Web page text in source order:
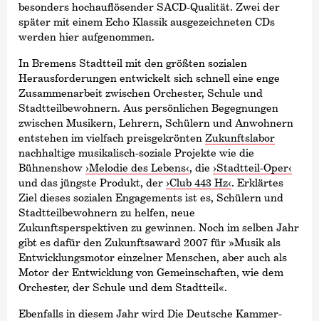
besonders hochauflösender SACD-Qualität. Zwei der
später mit einem Echo Klassik ausgezeichneten CDs
werden hier aufgenommen.
In Bremens Stadtteil mit den größten sozialen
Herausforderungen entwickelt sich schnell eine enge
Zusammenarbeit zwischen Orchester, Schule und
Stadtteilbewohnern. Aus persönlichen Begegnungen
zwischen Musikern, Lehrern, Schülern und Anwohnern
entstehen im vielfach preisgekrönten Zukunftslabor
nachhaltige musikalisch-soziale Projekte wie die
Bühnenshow ›Melodie des Lebens‹, die ›Stadtteil-Oper‹
und das jüngste Produkt, der ›Club 443 Hz‹. Erklärtes
Ziel dieses sozialen Engagements ist es, Schülern und
Stadtteilbewohnern zu helfen, neue
Zukunftsperspektiven zu gewinnen. Noch im selben Jahr
gibt es dafür den Zukunftsaward 2007 für »Musik als
Entwicklungsmotor einzelner Menschen, aber auch als
Motor der Entwicklung von Gemeinschaften, wie dem
Orchester, der Schule und dem Stadtteil«.
Ebenfalls in diesem Jahr wird Die Deutsche Kammer­